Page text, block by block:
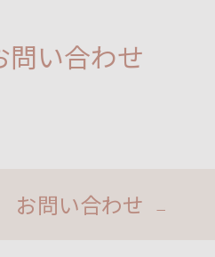
問い合わせ
お問い合わせ